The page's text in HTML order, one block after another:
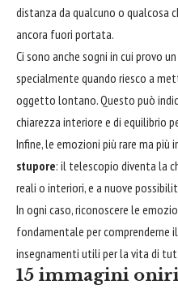
distanza da qualcuno o qualcosa
ancora fuori portata.
Ci sono anche sogni in cui provo
specialmente quando riesco a
oggetto lontano. Questo può
chiarezza interiore e di equilibrio
Infine, le emozioni più rare ma più
stupore: il telescopio diventa la
reali o interiori, e a nuove
In ogni caso, riconoscere le
fondamentale per comprenderne
insegnamenti utili per la vita di
15 immagini